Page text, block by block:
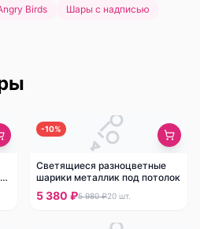
Birds Шары с надписью
-10%
Светящиеся разноцветные
шарики металлик под потолок
5 380 ₽5 980 ₽20 шт.